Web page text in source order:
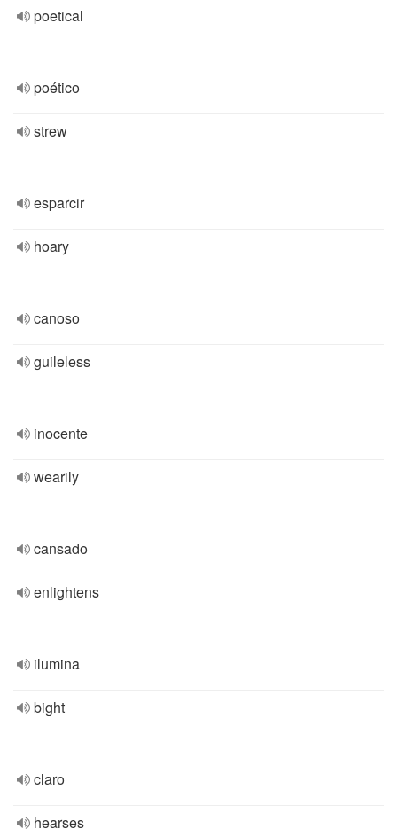
poetical
poético
strew
esparcir
hoary
canoso
guileless
inocente
wearily
cansado
enlightens
ilumina
bight
claro
hearses